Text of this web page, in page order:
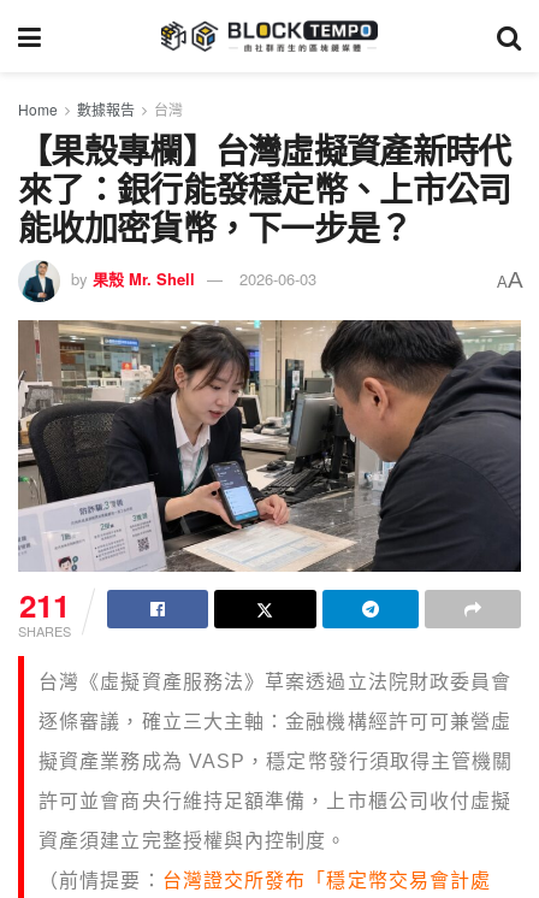
Home 數據報告 台灣
【果殼專欄】台灣虛擬資產新時代
來了：銀行能發穩定幣、上市公司
能收加密貨幣，下一步是？
by 果殼 Mr. Shell 2026-06-03 AA
211
SHARES
台灣《虛擬資產服務法》草案透過立法院財政委員會
逐條審議，確立三大主軸：金融機構經許可可兼營虛
擬資產業務成為 VASP，穩定幣發行須取得主管機關
許可並會商央行維持足額準備，上市櫃公司收付虛擬
資產須建立完整授權與內控制度。
（前情提要： 台灣證交所發布「穩定幣交易會計處